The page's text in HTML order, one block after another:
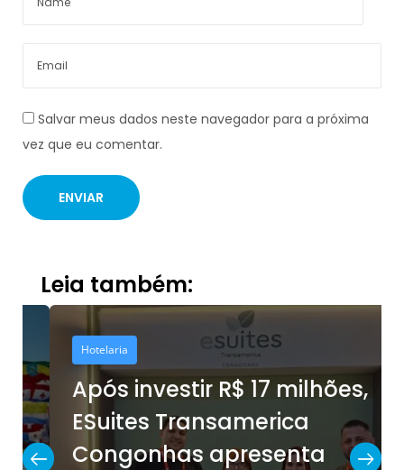
Salvar meus dados neste navegador para a próxima
vez que eu comentar.
Leia também:
Hotelaria
Após investir R$ 17 milhões,
ESuites Transamerica
Congonhas apresenta